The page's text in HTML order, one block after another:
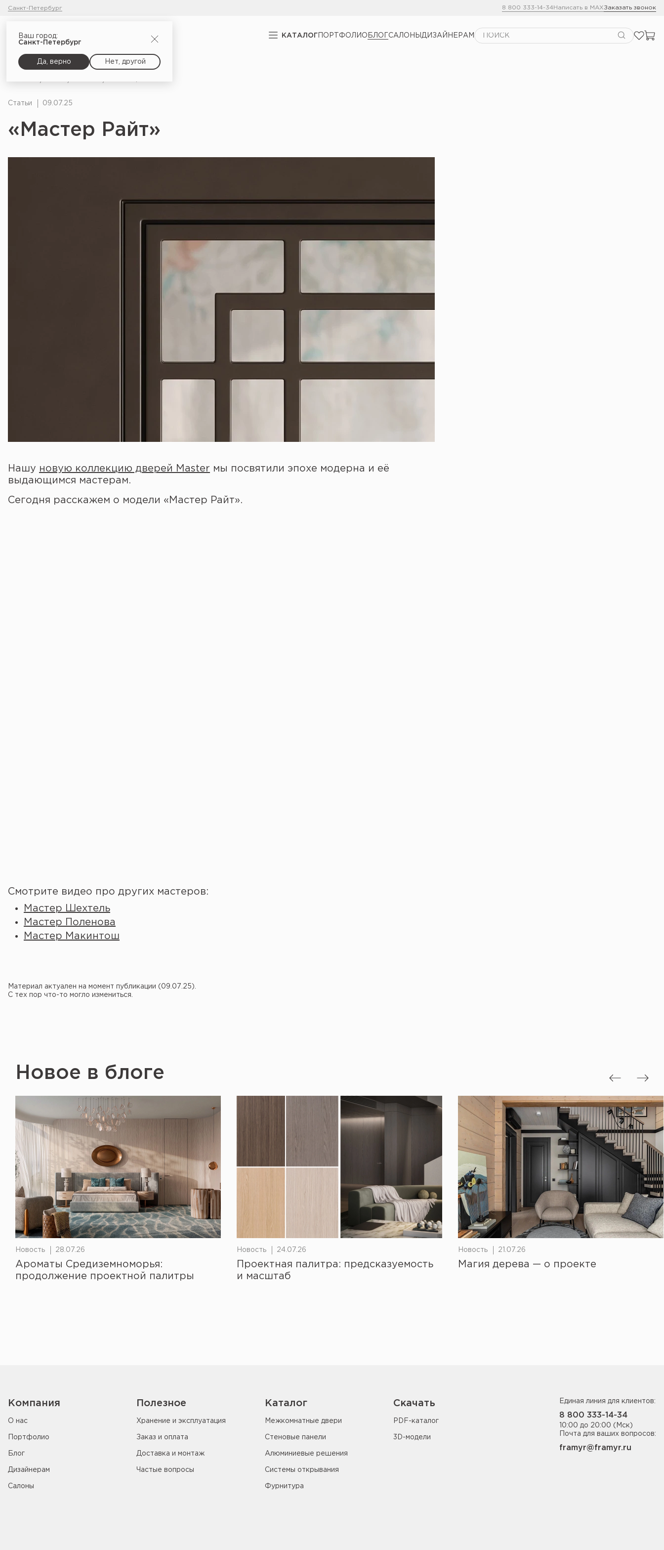
Санкт-Петербург 8 800 333-14-34Написать в MAXЗаказать звонок
КАТАЛОГ ПОРТФОЛИО БЛОГСАЛОНЫ ДИЗАЙНЕРАМ
Ваш город:
Санкт-Петербург
Да, верно Нет, другой
Статьи 09.07.25
«Мастер Райт»
Нашу новую коллекцию дверей Master мы посвятили эпохе модерна и её
выдающимся мастерам.
Сегодня расскажем о модели «Мастер Райт».
Смотрите видео про других мастеров:
Мастер Шехтель
Мастер Поленова
Мастер Макинтош
Материал актуален на момент публикации (09.07.25).
С тех пор что-то могло измениться.
Новое в блоге
Новость 28.07.26
Ароматы Средиземноморья:
продолжение проектной палитры
Новость 24.07.26
Проектная палитра: предсказуемость
и масштаб
Новость 21.07.26
Магия дерева — о проекте
Компания
О нас
Портфолио
Блог
Дизайнерам
Салоны
Полезное
Хранение и эксплуатация
Заказ и оплата
Доставка и монтаж
Частые вопросы
Каталог
Межкомнатные двери
Стеновые панели
Алюминиевые решения
Системы открывания
Фурнитура
Скачать
PDF-каталог
3D-модели
Единая линия для клиентов:
8 800 333-14-34
10:00 до 20:00 (Мск)
Почта для ваших вопросов:
framyr@framyr.ru